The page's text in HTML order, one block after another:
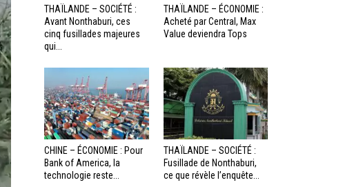
THAÏLANDE – SOCIÉTÉ :
Avant Nonthaburi, ces
cinq fusillades majeures
qui...
THAÏLANDE – ÉCONOMIE :
Acheté par Central, Max
Value deviendra Tops
CHINE – ÉCONOMIE : Pour
Bank of America, la
technologie reste...
THAÏLANDE – SOCIÉTÉ :
Fusillade de Nonthaburi,
ce que révèle l’enquête...